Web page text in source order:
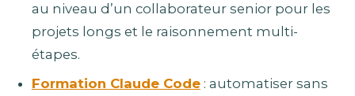
au niveau d’un collaborateur senior pour les
projets longs et le raisonnement multi-
étapes.
Formation Claude Code: automatiser sans